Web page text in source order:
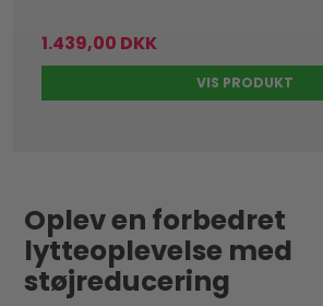
1.439,00 DKK
VIS PRODUKT
Oplev en forbedret
lytteoplevelse med
støjreducering